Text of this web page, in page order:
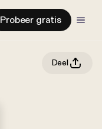
Probeer gratis
Deel